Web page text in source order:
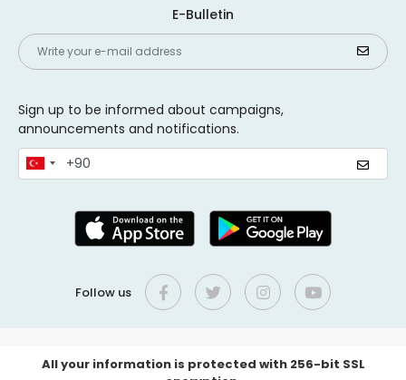
E-Bulletin
Sign up to be informed about campaigns,
announcements and notifications.
Follow us
All your information is protected with 256-bit SSL